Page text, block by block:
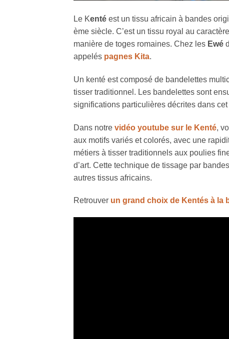
Le Kenté est un tissu africain à bandes
ème siècle. C’est un tissu royal au
manière de toges romaines. Chez les Ewé
appelés pagnes Kita.
Un kenté est composé de bandelettes
tisser traditionnel. Les bandelettes sont
significations particulières décrites dans
Dans notre vidéo youtube sur le Kenté,
aux motifs variés et colorés, avec une
métiers à tisser traditionnels aux poulies
d’art. Cette technique de tissage par
autres tissus africains.
Retrouver un grand choix de Kentés à la